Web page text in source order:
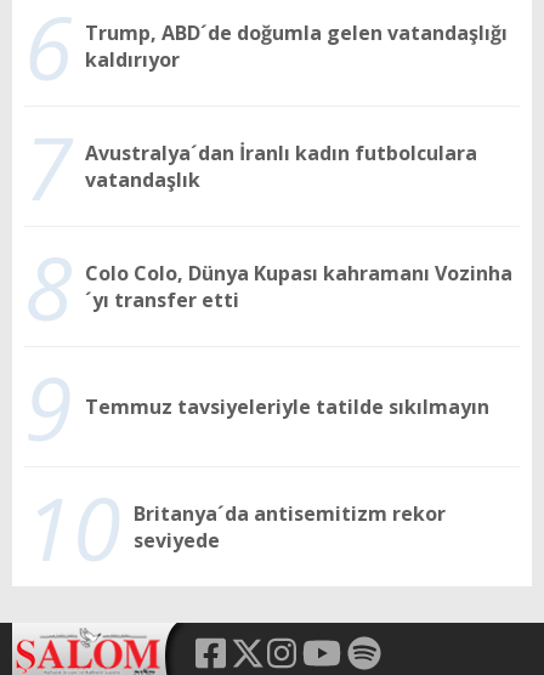
6 Trump, ABD´de doğumla gelen vatandaşlığı
kaldırıyor
7 Avustralya´dan İranlı kadın futbolculara
vatandaşlık
8 Colo Colo, Dünya Kupası kahramanı Vozinha
´yı transfer etti
9 Temmuz tavsiyeleriyle tatilde sıkılmayın
10 Britanya´da antisemitizm rekor
seviyede